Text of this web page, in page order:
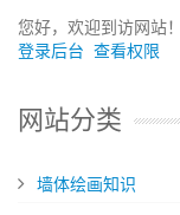
您好，欢迎到访网站！
登录后台 查看权限
网站分类
墙体绘画知识